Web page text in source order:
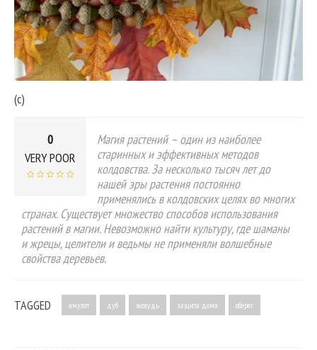
(с)
0
VERY POOR
Магия растений – один из наиболее
старинных и эффективных методов
колдовства. За несколько тысяч лет до
нашей эры растения постоянно
применялись в колдовских целях во многих
странах. Существует множество способов использования
растений в магии. Невозможно найти культуру, где шаманы
и жрецы, целители и ведьмы не применяли волшебные
свойства деревьев.
TAGGED амулет дуб желудь защита дома оберег